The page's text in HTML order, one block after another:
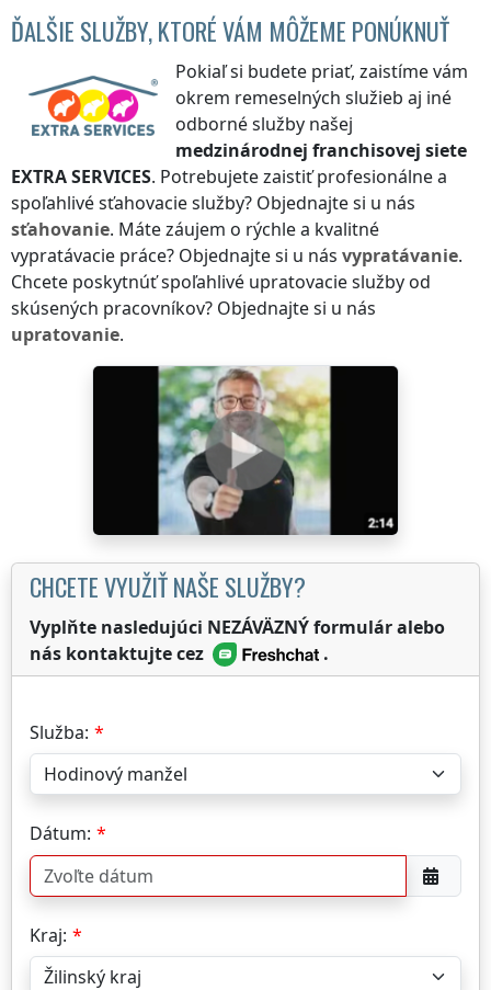
ĎALŠIE SLUŽBY, KTORÉ VÁM MÔŽEME PONÚKNUŤ
Pokiaľ si budete priať, zaistíme vám
okrem remeselných služieb aj iné
odborné služby našej
medzinárodnej franchisovej siete
EXTRA SERVICES. Potrebujete zaistiť profesionálne a
spoľahlivé sťahovacie služby? Objednajte si u nás
sťahovanie. Máte záujem o rýchle a kvalitné
vypratávacie práce? Objednajte si u nás vypratávanie.
Chcete poskytnúť spoľahlivé upratovacie služby od
skúsených pracovníkov? Objednajte si u nás
upratovanie.
CHCETE VYUŽIŤ NAŠE SLUŽBY?
Vyplňte nasledujúci NEZÁVÄZNÝ formulár alebo
nás kontaktujte cez
.
Služba:
Dátum:
Kraj: